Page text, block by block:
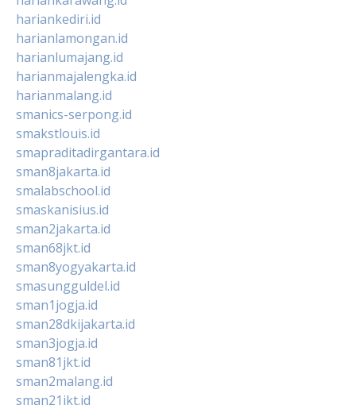
hariankediri.id
harianlamongan.id
harianlumajang.id
harianmajalengka.id
harianmalang.id
smanics-serpong.id
smakstlouis.id
smapraditadirgantara.id
sman8jakarta.id
smalabschool.id
smaskanisius.id
sman2jakarta.id
sman68jkt.id
sman8yogyakarta.id
smasungguldel.id
sman1jogja.id
sman28dkijakarta.id
sman3jogja.id
sman81jkt.id
sman2malang.id
sman21jkt.id